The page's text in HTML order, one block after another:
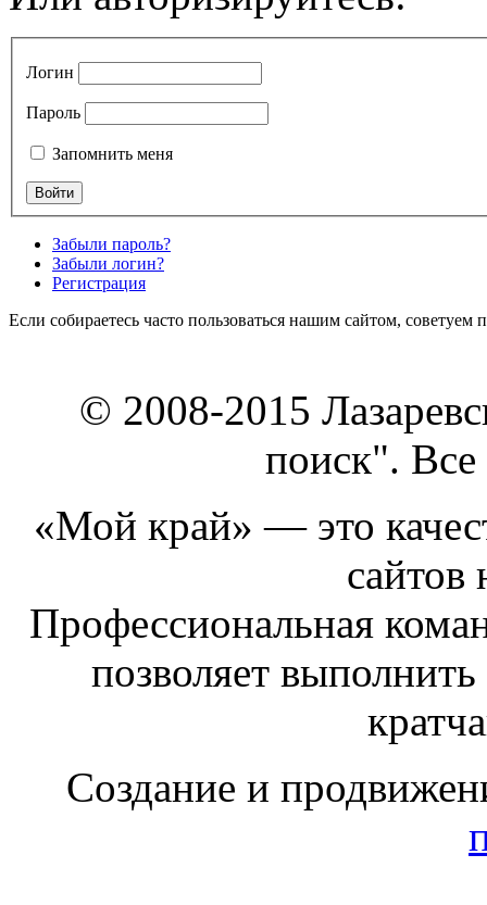
Логин
Пароль
Запомнить меня
Забыли пароль?
Забыли логин?
Регистрация
Если собираетесь часто пользоваться нашим сайтом, советуем
© 2008-2015
поиск".
«Мой край» — это
сайтов
Профессиональная
позволяет
Создание и